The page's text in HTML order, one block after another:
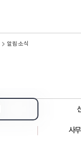
알림·소식
사